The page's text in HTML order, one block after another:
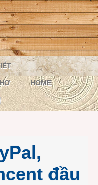
HOME
đầu